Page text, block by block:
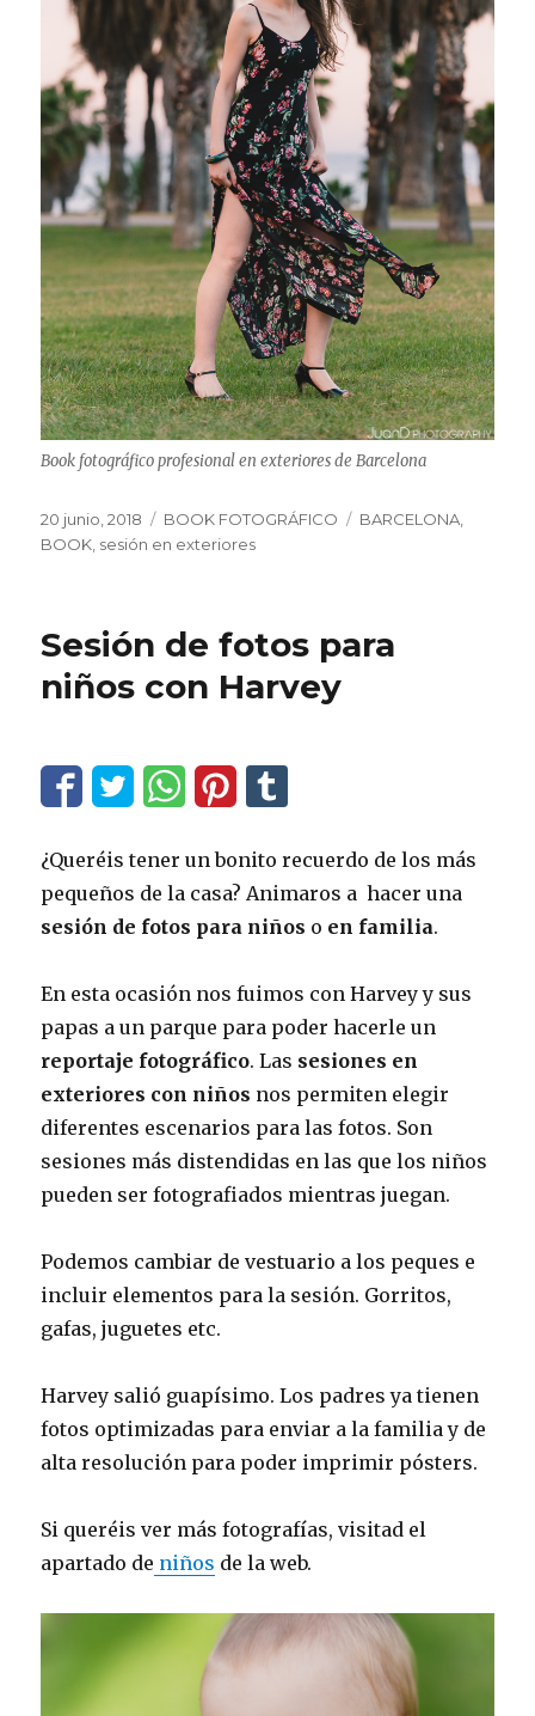
Book fotográfico profesional en exteriores de Barcelona
Publicado
el
20 junio, 2018 Categorías
BOOK FOTOGRÁFICO Etiquetas
BARCELONA
BOOK sesión en exteriores
Sesión de fotos para
niños con Harvey
¿Queréis tener un bonito recuerdo de los más
pequeños de la casa? Animaros a hacer una
sesión de fotos para niños o en familia.
En esta ocasión nos fuimos con Harvey y sus
papas a un parque para poder hacerle un
reportaje fotográfico. Las sesiones en
exteriores con niños nos permiten elegir
diferentes escenarios para las fotos. Son
sesiones más distendidas en las que los niños
pueden ser fotografiados mientras juegan.
Podemos cambiar de vestuario a los peques e
incluir elementos para la sesión. Gorritos,
gafas, juguetes etc.
Harvey salió guapísimo. Los padres ya tienen
fotos optimizadas para enviar a la familia y de
alta resolución para poder imprimir pósters.
Si queréis ver más fotografías, visitad el
apartado de niños de la web.